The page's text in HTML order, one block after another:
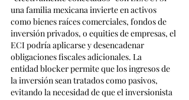
una familia mexicana invierte en activos
como bienes raíces comerciales, fondos de
inversión privados, o equities de empresas, el
ECI podría aplicarse y desencadenar
obligaciones fiscales adicionales. La
entidad blocker permite que los ingresos de
la inversión sean tratados como pasivos,
evitando la necesidad de que el inversionista